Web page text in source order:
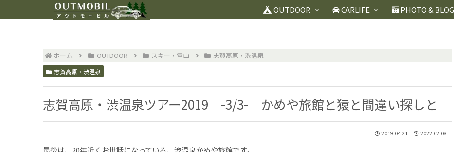
OUTDOOR CARLIFE PHOTO & BLOG
ホーム OUTDOOR スキー・雪山 志賀高原・渋温泉
志賀高原・渋温泉
志賀高原・渋温泉ツアー2019 -3/3- かめや旅館と猿と間違い探しと
2019.04.21 2022.02.08
最後は、20年近くお世話になっている、渋温泉かめや旅館です。